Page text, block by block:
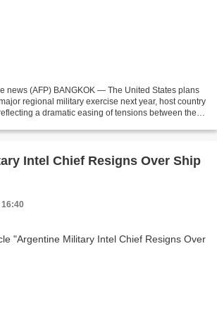
news (AFP) BANGKOK — The United States plans
regional military exercise next year, host country
a dramatic easing of tensions between the
Intel Chief Resigns Over Ship
16:40